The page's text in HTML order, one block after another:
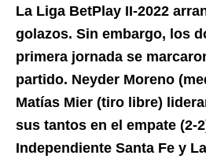
La Liga BetPlay II-2022
golazos. Sin embargo, los
primera jornada se
partido. Neyder Moreno
Matías Mier (tiro libre)
sus tantos en el empate (2-
Independiente Santa Fe y